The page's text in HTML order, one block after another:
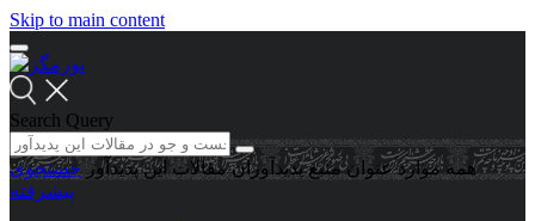
Skip to main content
Search Query
همه موارد عنوان منبع پدیدآوران مقالات این پدیدآور جستجوی
پیشرفته